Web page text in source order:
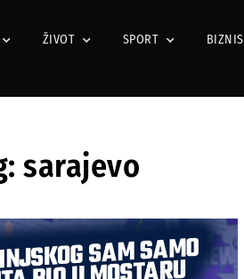
ŽIVOT SPORT BIZNIS
sarajevo